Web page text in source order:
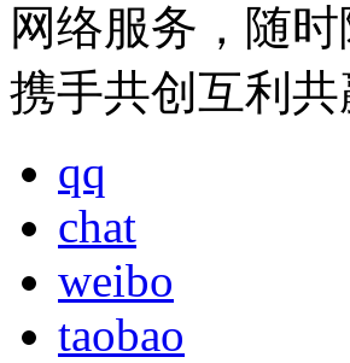
网络服务，随
携手共创互利
qq
chat
weibo
taobao